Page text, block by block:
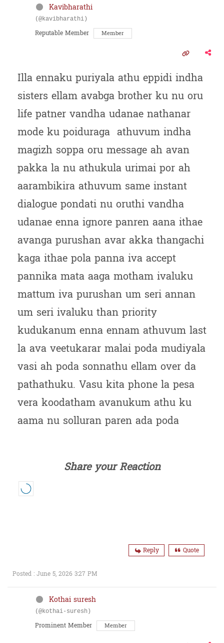
Kavibharathi
(@kavibharathi)
Reputable Member Member
Illa ennaku puriyala athu eppidi indha
sisters ellam avabga brother ku nu oru
life patner vandha udanae nathanar
mode ku poiduraga athuvum indha
magizh soppa oru message ah avan
pakka la nu athukula urimai por ah
aarambikira athuvum same instant
dialogue pondati nu oruthi vandha
udanae enna ignore panren aana ithae
avanga purushan avar akka thangachi
kaga ithae pola panna iva accept
pannika mata aaga motham ivaluku
mattum iva purushan um seri annan
um seri ivaluku than priority
kudukanum enna ennam athuvum last
la ava veetukarar malai poda mudiyala
vasi ah poda sonnathu ellam over da
pathathuku. Vasu kita phone la pesa
vera koodatham avanukum athu ku
aama nu solluran paren ada poda
Share your Reaction
Reply Quote
Posted : June 5, 2026 3:27 PM
Kothai suresh
(@kothai-suresh)
Prominent Member Member